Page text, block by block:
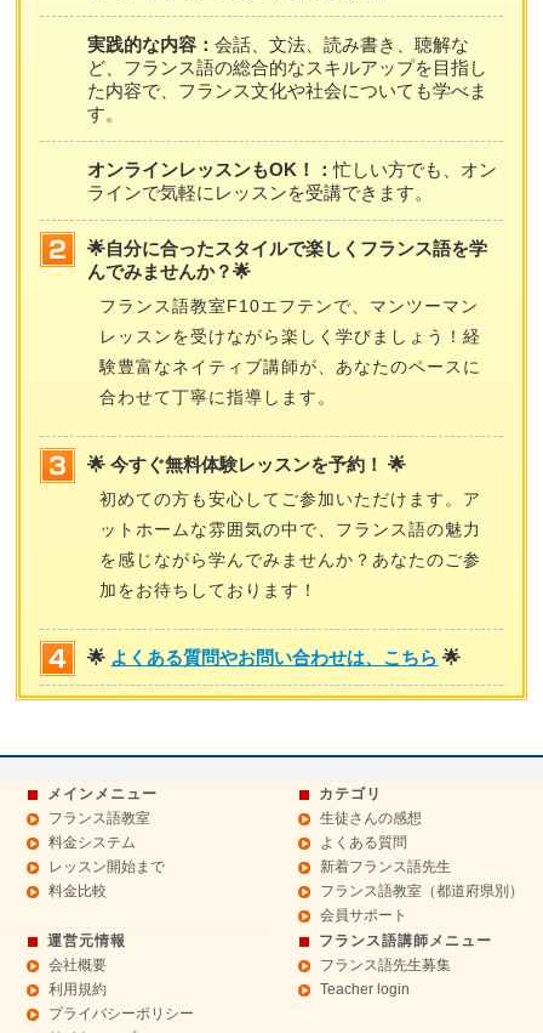
実践的な内容：会話、文法、読み書き、聴解な
ど、フランス語の総合的なスキルアップを目指し
た内容で、フランス文化や社会についても学べま
す。
オンラインレッスンもOK！：忙しい方でも、オン
ラインで気軽にレッスンを受講できます。
🌟自分に合ったスタイルで楽しくフランス語を学
んでみませんか？🌟
フランス語教室F10エフテンで、マンツーマン
レッスンを受けながら楽しく学びましょう！経
験豊富なネイティブ講師が、あなたのペースに
合わせて丁寧に指導します。
🌟 今すぐ無料体験レッスンを予約！ 🌟
初めての方も安心してご参加いただけます。ア
ットホームな雰囲気の中で、フランス語の魅力
を感じながら学んでみませんか？あなたのご参
加をお待ちしております！
🌟 よくある質問やお問い合わせは、こちら 🌟
メインメニュー
フランス語教室
料金システム
レッスン開始まで
料金比較
カテゴリ
生徒さんの感想
よくある質問
新着フランス語先生
フランス語教室（都道府県別）
会員サポート
運営元情報
会社概要
利用規約
プライバシーポリシー
フランス語講師メニュー
フランス語先生募集
Teacher login